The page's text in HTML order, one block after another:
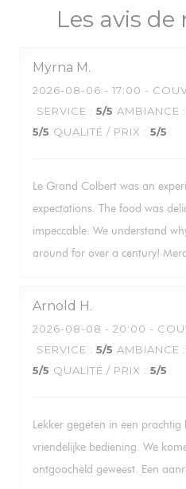
Les avis
Myrna M
2026-08-06 - 17:00 -
SERVICE : 5/5 AMBIANCE :
5/5 QUALITÉ / PRIX : 5/5
Le Grand Colbert was an
expectations. The food was
impeccable. We understand
around for over a century!
Arnold H
2026-08-08 - 20:00 -
SERVICE : 5/5 AMBIANCE :
5/5 QUALITÉ / PRIX : 5/5
Lekker gegeten in een
vriendelijke bediening. We
ontgoocheld geweest. Een